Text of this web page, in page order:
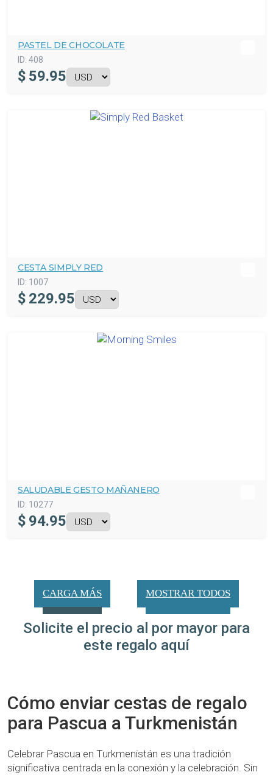
PASTEL DE CHOCOLATE
ID: 408
$ 59.95
CESTA SIMPLY RED
ID: 1007
$ 229.95
SALUDABLE GESTO MAÑANERO
ID: 10277
$ 94.95
CARGA MÁS MOSTRAR TODOS
Solicite el precio al por mayor para
este regalo aquí
Cómo enviar cestas de regalo
para Pascua a Turkmenistán
Celebrar Pascua en Turkmenistán es una tradición
significativa centrada en la conexión y la celebración. Sin